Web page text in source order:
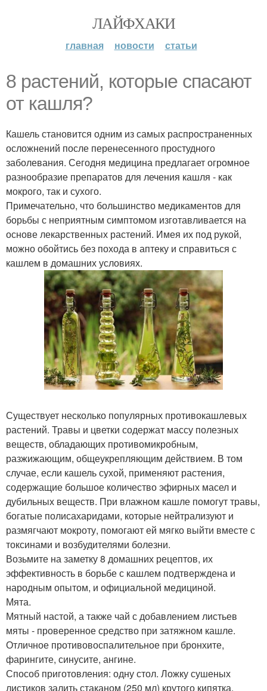
ЛАЙФХАКИ
главная новости статьи
8 растений, которые спасают
от кашля?
Кашель становится одним из самых распространенных
осложнений после перенесенного простудного
заболевания. Сегодня медицина предлагает огромное
разнообразие препаратов для лечения кашля - как
мокрого, так и сухого.
Примечательно, что большинство медикаментов для
борьбы с неприятным симптомом изготавливается на
основе лекарственных растений. Имея их под рукой,
можно обойтись без похода в аптеку и справиться с
кашлем в домашних условиях.
Существует несколько популярных противокашлевых
растений. Травы и цветки содержат массу полезных
веществ, обладающих противомикробным,
разжижающим, общеукрепляющим действием. В том
случае, если кашель сухой, применяют растения,
содержащие большое количество эфирных масел и
дубильных веществ. При влажном кашле помогут травы,
богатые полисахаридами, которые нейтрализуют и
размягчают мокроту, помогают ей мягко выйти вместе с
токсинами и возбудителями болезни.
Возьмите на заметку 8 домашних рецептов, их
эффективность в борьбе с кашлем подтверждена и
народным опытом, и официальной медициной.
Мята.
Мятный настой, а также чай с добавлением листьев
мяты - проверенное средство при затяжном кашле.
Отличное противовоспалительное при бронхите,
фарингите, синусите, ангине.
Способ приготовления: одну стол. Ложку сушеных
листиков залить стаканом (250 мл) крутого кипятка,